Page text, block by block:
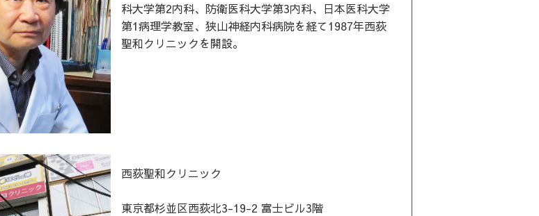
科大学第2内科、防衛医科大学第3内科、日本医科大学
第1病理学教室、狭山神経内科病院を経て1987年西荻
聖和クリニックを開設。
西荻聖和クリニック
東京都杉並区西荻北3-19-2 富士ビル3階